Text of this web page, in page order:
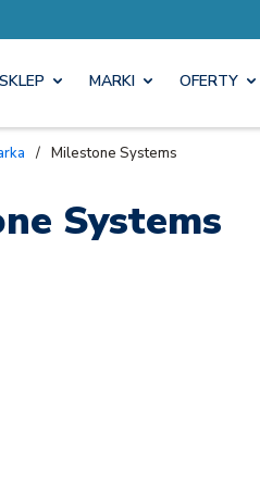
SKLEP MARKI OFERTY
/ Milestone Systems
Systems